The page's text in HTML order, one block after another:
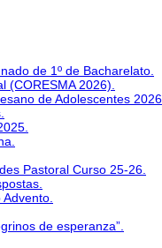
de 1º de Bacharelato.
(CORESMA 2026).
de Adolescentes 2026
Pastoral Curso 25-26.
de esperanza”.